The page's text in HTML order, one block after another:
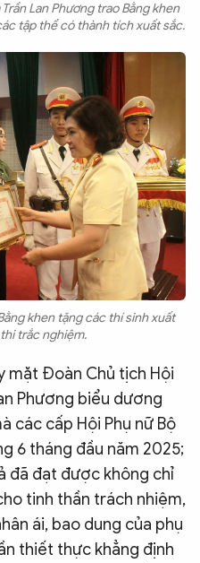
Lan Phương trao Bằng khen
tập thể có thành tích xuất sắc.
khen tặng các thí sinh xuất
trắc nghiệm.
mặt Đoàn Chủ tịch Hội
Phương biểu dương
các cấp Hội Phụ nữ Bộ
6 tháng đầu năm 2025;
đã đạt được không chỉ
tinh thần trách nhiệm,
ái, bao dung của phụ
thiết thực khẳng định